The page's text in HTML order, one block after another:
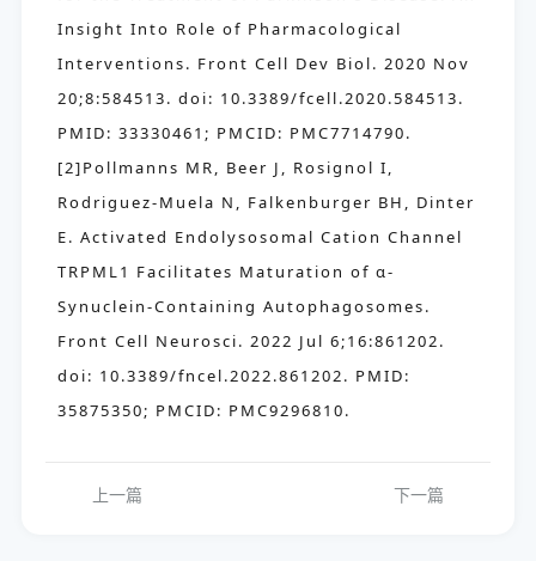
Insight Into Role of Pharmacological
Interventions. Front Cell Dev Biol. 2020 Nov
20;8:584513. doi: 10.3389/fcell.2020.584513.
PMID: 33330461; PMCID: PMC7714790.
[2]Pollmanns MR, Beer J, Rosignol I,
Rodriguez-Muela N, Falkenburger BH, Dinter
E. Activated Endolysosomal Cation Channel
TRPML1 Facilitates Maturation of α-
Synuclein-Containing Autophagosomes.
Front Cell Neurosci. 2022 Jul 6;16:861202.
doi: 10.3389/fncel.2022.861202. PMID:
35875350; PMCID: PMC9296810.
上一篇 下一篇